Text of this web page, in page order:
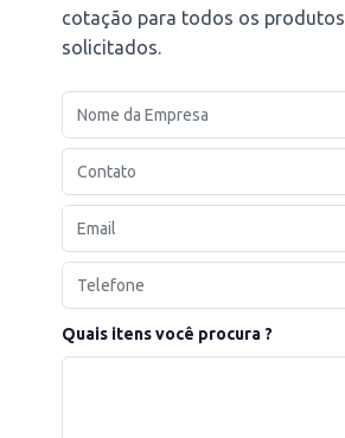
cotação para todos os produtos
solicitados.
Quais itens você procura ?